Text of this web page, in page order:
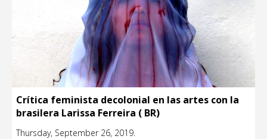
Crítica feminista decolonial en las artes con la
brasilera Larissa Ferreira ( BR)
Thursday, September 26, 2019.